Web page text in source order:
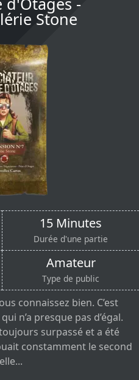
Stone
15 Minutes
Durée d'une partie
Amateur
Type de public
connaissez bien. C’est
n’a presque pas d’égal.
surpassé et a été
constamment le second